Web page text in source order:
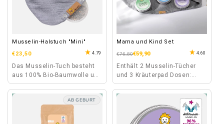
Musselin-Halstuch "Mini"
Normaler
Preis
€23,50 4.79
Das Musselin-Tuch besteht
aus 100% Bio-Baumwolle und
ist mit seinem leichten Stoff
auch für den Sommer
Mama und Kind Set
Normaler
€76,80
Verkaufspreis
€59,90 4.60
Enthält 2 Musselin-Tücher
und 3 Kräuterpad Dosen:
Gute-Nacht, Rotznäschen
und Wonnebäuchlein.
AB GEBURT